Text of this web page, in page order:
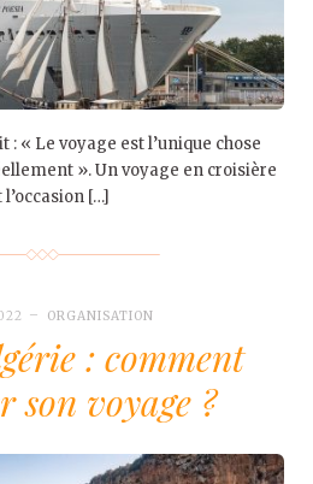
« Le voyage est l’unique chose
». Un voyage en croisière
l’occasion […]
ORGANISATION
: comment
son voyage ?